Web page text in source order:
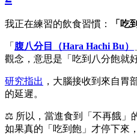
我正在練習的飲食習慣： 「吃
「 腹八分目（Hara Hachi Bu）
觀念，意思是「吃到八分飽就好
研究指出 ，大腦接收到來自胃
的延遲。
⚖️ 所以，當進食到「不再餓」
如果真的「吃到飽」才停下來